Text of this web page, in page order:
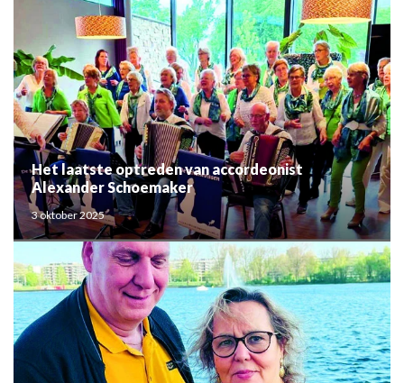
Het laatste optreden van accordeonist
Alexander Schoemaker
3 oktober 2025